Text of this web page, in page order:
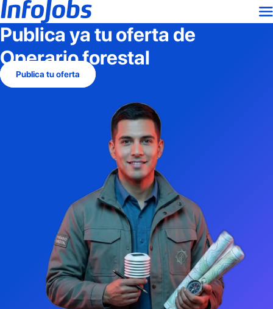
Publica ya tu oferta de
Operario forestal
Publica tu oferta